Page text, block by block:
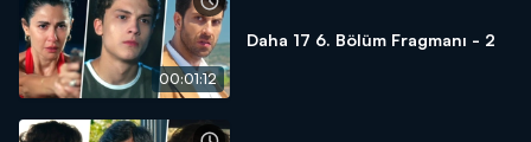
00:01:12
Daha 17 6. Bölüm Fragmanı - 2